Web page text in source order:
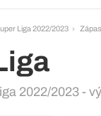
Liga 2022/2023
2022/2023 -